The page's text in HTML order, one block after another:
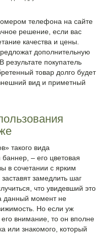
телефона на сайте
решение, если вас
качества и цены.
дополнительную
результате покупатель
товар долго будет
вид и приметный
такого вида
– его цветовая
в сочетании с ярким
замедлить шаг
что увидевший это
данный момент не
Но если уж
внимание, то он вполне
или знакомого, который